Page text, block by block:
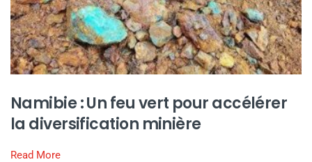
Namibie : Un feu vert pour accélérer
la diversification minière
Read More